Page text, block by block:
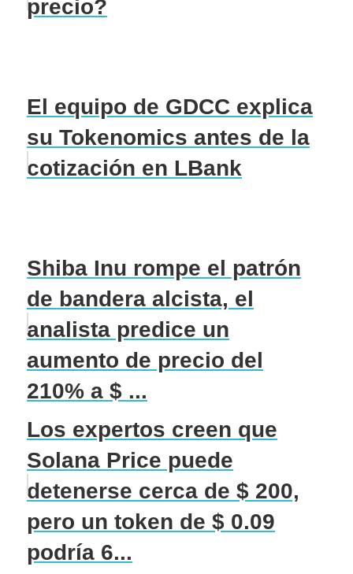
precio?
El equipo de GDCC explica
su Tokenomics antes de la
cotización en LBank
Shiba Inu rompe el patrón
de bandera alcista, el
analista predice un
aumento de precio del
210% a $ ...
Los expertos creen que
Solana Price puede
detenerse cerca de $ 200,
pero un token de $ 0.09
podría 6...